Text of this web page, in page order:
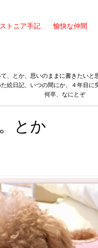
トニア手記 愉快な仲間
、とか、思いのままに書きたいと
絵日記、いつの間にか、４年目に
何卒、なにとぞ
とか